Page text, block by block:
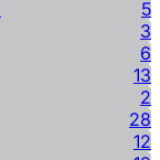
5
3
6
13
2
28
12